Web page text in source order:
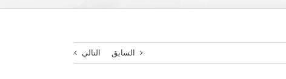
السابق التالي